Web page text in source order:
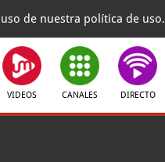
de nuestra política de uso.
VIDEOS CANALES DIRECTO